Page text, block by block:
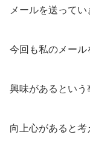
メールを送ってい
今回も私のメー
興味があるとい
向上心があると